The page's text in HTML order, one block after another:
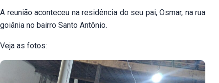
A reunião aconteceu na residência do seu pai, Osmar, na rua
goiânia no bairro Santo Antônio.
Veja as fotos: